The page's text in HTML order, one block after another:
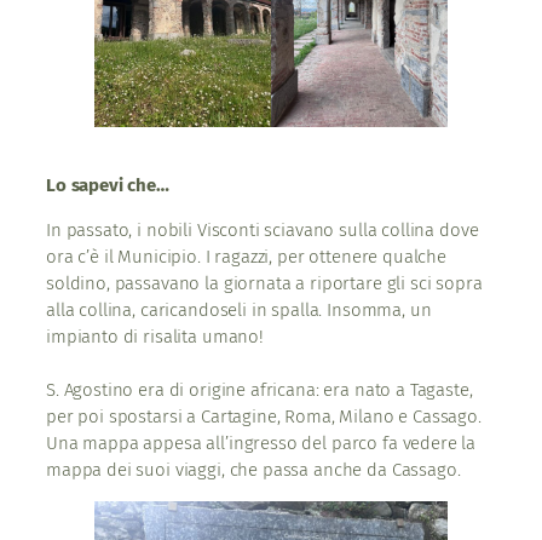
Lo sapevi che…
In passato, i nobili Visconti sciavano sulla collina dove
ora c’è il Municipio. I ragazzi, per ottenere qualche
soldino, passavano la giornata a riportare gli sci sopra
alla collina, caricandoseli in spalla. Insomma, un
impianto di risalita umano!
S. Agostino era di origine africana: era nato a Tagaste,
per poi spostarsi a Cartagine, Roma, Milano e Cassago.
Una mappa appesa all’ingresso del parco fa vedere la
mappa dei suoi viaggi, che passa anche da Cassago.